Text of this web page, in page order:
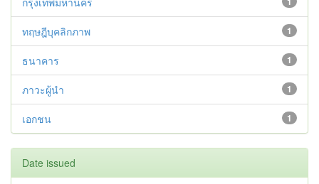
1
ทฤษฎีบุคลิกภาพ
1
ธนาคาร
1
ภาวะผู้นำ
1
เอกชน
Date issued